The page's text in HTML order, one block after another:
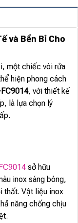
và Bền Bỉ Cho
một chiếc vòi rửa
hiện phong cách
FC9014, với thiết kế
là lựa chọn lý
sở hữu
inox sáng bóng,
thất. Vật liệu inox
năng chống chịu